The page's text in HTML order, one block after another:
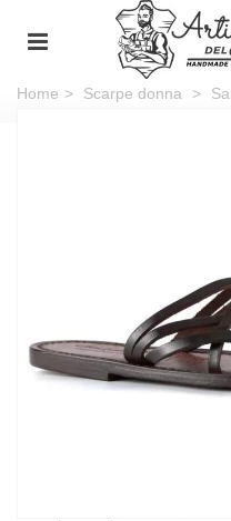
Home > Scarpe donna >